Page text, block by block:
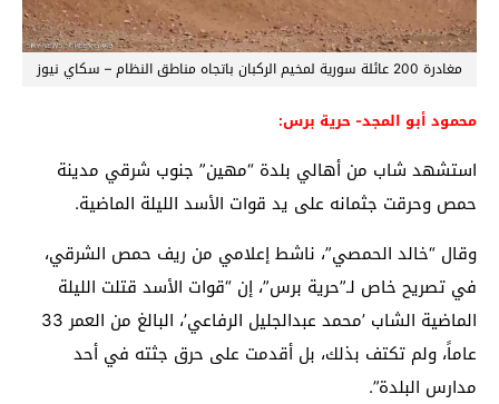
مغادرة 200 عائلة سورية لمخيم الركبان باتجاه مناطق النظام – سكاي نيوز
محمود أبو المجد- حرية برس:
استشهد شاب من أهالي بلدة “مهين” جنوب شرقي مدينة
حمص وحرقت جثمانه على يد قوات الأسد الليلة الماضية.
وقال “خالد الحمصي”، ناشط إعلامي من ريف حمص الشرقي،
في تصريح خاص لـ”حرية برس”، إن “قوات الأسد قتلت الليلة
الماضية الشاب ’محمد عبدالجليل الرفاعي’، البالغ من العمر 33
عاماً، ولم تكتف بذلك، بل أقدمت على حرق جثته في أحد
مدارس البلدة”.